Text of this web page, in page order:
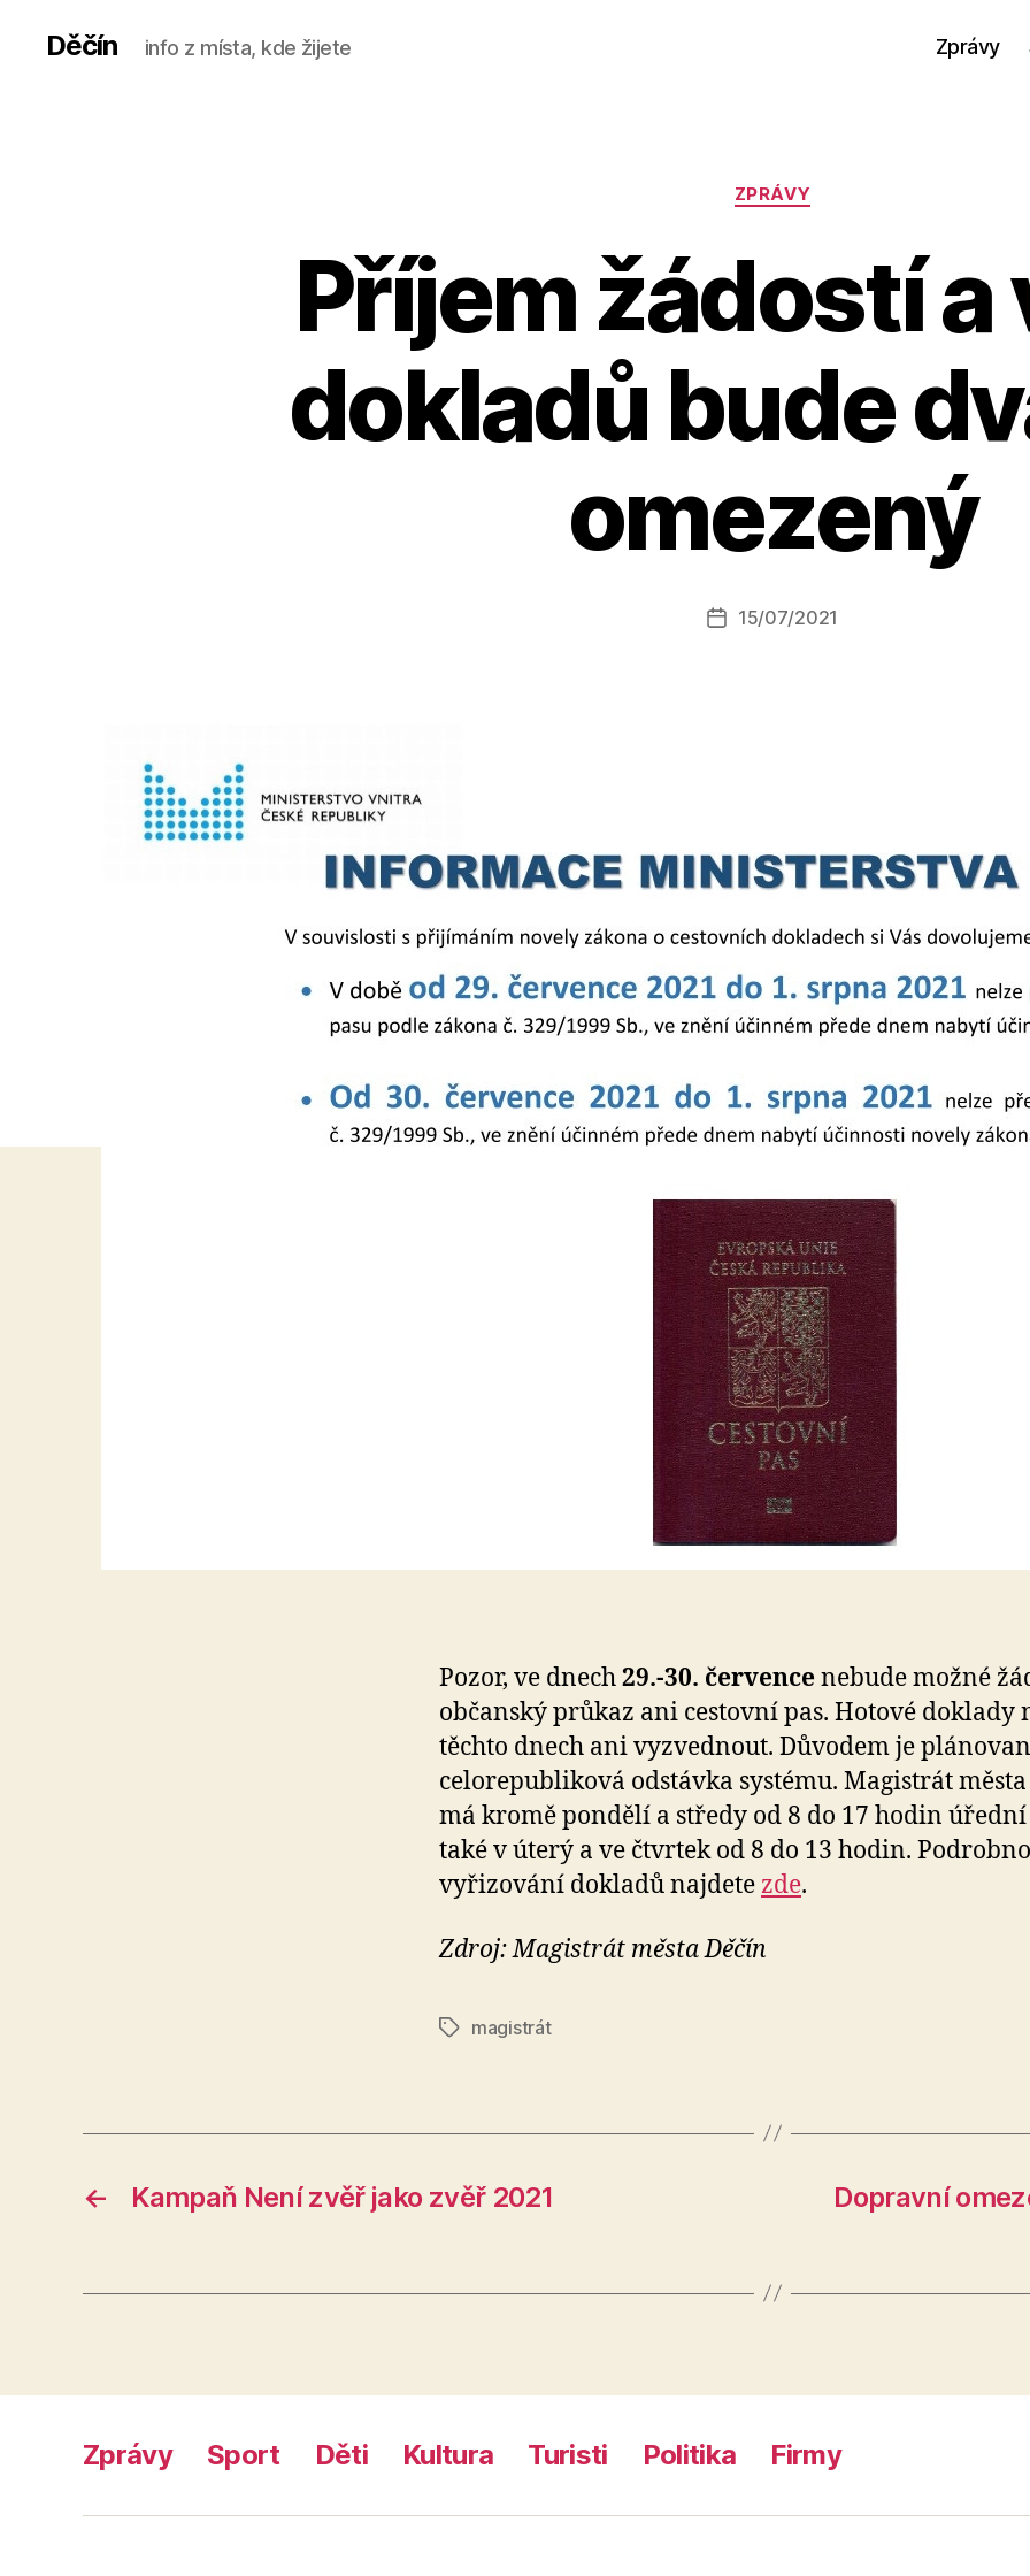
Děčín info z místa, kde žijete Zprávy
Rubriky
ZPRÁVY
Příjem žádostí a
dokladů bude
omezený
Autor
u
t
a
Datum
15/07/2021
Pozor, ve dnech29.-30. červencenebude možné
občanský průkaz ani cestovní pas. Hotové doklady
těchto dnech ani vyzvednout. Důvodem je
celorepubliková odstávka systému. Magistrát
má kromě pondělí a středy od 8 do 17 hodin
také v úterý a ve čtvrtek od 8 do 13 hodin.
vyřizování dokladů najdetezde.
Zdroj: Magistrát města Děčín
Štítkymagistrát
← Kampaň Není zvěř jako zvěř 2021 Dopravní
Zprávy Sport Děti Kultura Turisti Politika Firmy